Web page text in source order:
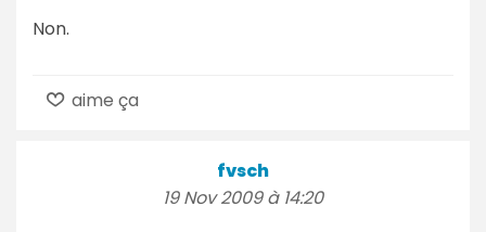
Non.
aime ça
fvsch
19 Nov 2009 à 14:20